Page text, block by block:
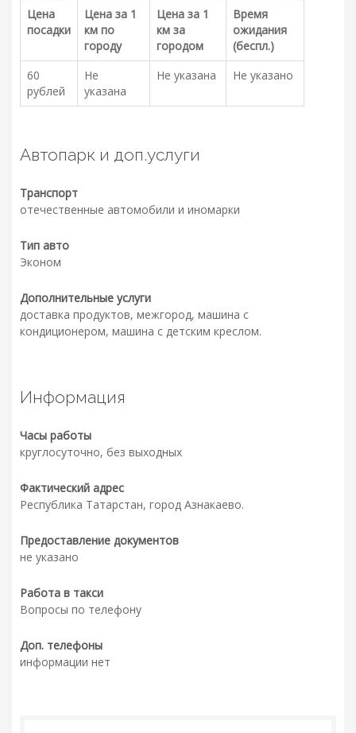
Цена
посадки
Цена за 1
км по
городу
Цена за 1
км за
городом
Время
ожидания
(беспл.)
60
рублей
Не
указана
Не указана Не указано
Автопарк и доп.услуги
Транспорт
отечественные автомобили и иномарки
Тип авто
Эконом
Дополнительные услуги
доставка продуктов, межгород, машина с
кондиционером, машина с детским креслом.
Информация
Часы работы
круглосуточно, без выходных
Фактический адрес
Республика Татарстан, город Азнакаево.
Предоставление документов
не указано
Работа в такси
Вопросы по телефону
Доп. телефоны
информации нет